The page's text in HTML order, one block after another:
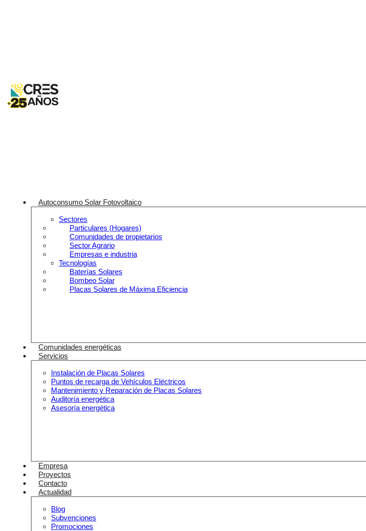
Autoconsumo Solar Fotovoltaico
Sectores
Particulares (Hogares)
Comunidades de propietarios
Sector Agrario
Empresas e industria
Tecnologías
Baterías Solares
Bombeo Solar
Placas Solares de Máxima Eficiencia
Comunidades energéticas
Servicios
Instalación de Placas Solares
Puntos de recarga de Vehículos Eléctricos
Mantenimiento y Reparación de Placas Solares
Auditoría energética
Asesoría energética
Empresa
Proyectos
Contacto
Actualidad
Blog
Subvenciones
Promociones